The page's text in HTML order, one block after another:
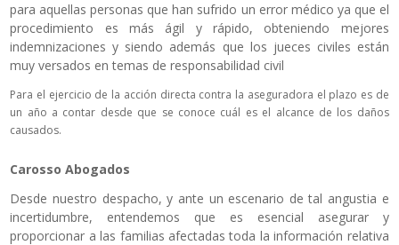
para aquellas personas que han sufrido un error médico ya que el
procedimiento es más ágil y rápido, obteniendo mejores
indemnizaciones y siendo además que los jueces civiles están
muy versados en temas de responsabilidad civil
Para el ejercicio de la acción directa contra la aseguradora el plazo es de
un año a contar desde que se conoce cuál es el alcance de los daños
causados.
Carosso Abogados
Desde nuestro despacho, y ante un escenario de tal angustia e
incertidumbre, entendemos que es esencial asegurar y
proporcionar a las familias afectadas toda la información relativa